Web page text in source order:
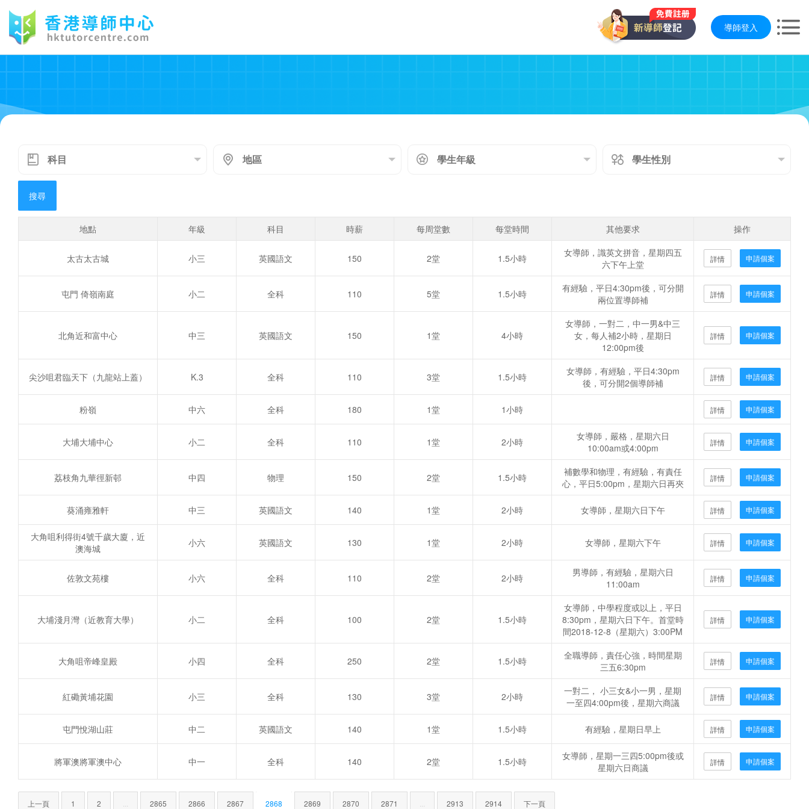
導師登入
搜尋
地點 年級 科目 時薪 每周堂數 每堂時間 其他要求 操作
太古太古城 小三 英國語文 150 2堂 1.5小時
女導師，識英文拼音，星期四五
六下午上堂
詳情 申請個案
屯門 倚嶺南庭 小二 全科 110 5堂 1.5小時
有經驗，平日4:30pm後，可分開
兩位置導師補
詳情 申請個案
北角近和富中心 中三 英國語文 150 1堂 4小時
女導師，一對二，中一男&中三
女，每人補2小時，星期日
12:00pm後
詳情 申請個案
尖沙咀君臨天下（九龍站上蓋） K.3 全科 110 3堂 1.5小時
女導師，有經驗，平日4:30pm
後，可分開2個導師補
詳情 申請個案
粉嶺 中六 全科 180 1堂 1小時 詳情 申請個案
大埔大埔中心 小二 全科 110 1堂 2小時
女導師，嚴格，星期六日
10:00am或4:00pm
詳情 申請個案
荔枝角九華徑新邨 中四 物理 150 2堂 1.5小時
補數學和物理，有經驗，有責任
心，平日5:00pm，星期六日再夾
詳情 申請個案
葵涌雍雅軒 中三 英國語文 140 1堂 2小時 女導師，星期六日下午 詳情 申請個案
大角咀利得街4號千歲大廈，近
澳海城
小六 英國語文 130 1堂 2小時 女導師，星期六下午 詳情 申請個案
佐敦文苑樓 小六 全科 110 2堂 2小時
男導師，有經驗，星期六日
11:00am
詳情 申請個案
大埔淺月灣（近教育大學） 小二 全科 100 2堂 1.5小時
女導師，中學程度或以上，平日
8:30pm，星期六日下午。首堂時
間2018-12-8（星期六）3:00PM
詳情 申請個案
大角咀帝峰皇殿 小四 全科 250 2堂 1.5小時
全職導師，責任心強，時間星期
三五6:30pm
詳情 申請個案
紅磡黃埔花園 小三 全科 130 3堂 2小時
一對二， 小三女&小一男，星期
一至四4:00pm後，星期六商議
詳情 申請個案
屯門悅湖山莊 中二 英國語文 140 1堂 1.5小時 有經驗，星期日早上 詳情 申請個案
將軍澳將軍澳中心 中一 全科 140 2堂 1.5小時
女導師，星期一三四5:00pm後或
星期六日商議
詳情 申請個案
上一頁 1 2 2865 2866 2867 2868 2869 2870 2871 2913 2914 下一頁